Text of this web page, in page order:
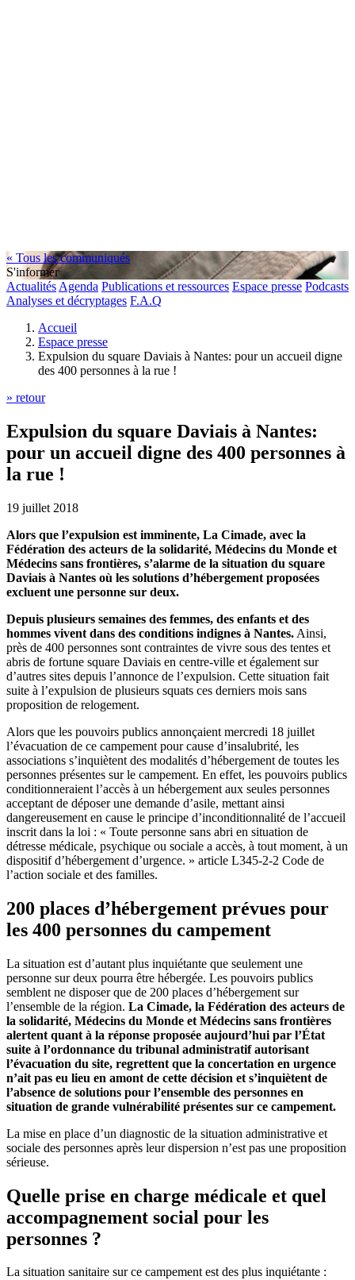
« Tous les communiqués
S'informer
Actualités Agenda Publications et ressources Espace presse Podcasts
Analyses et décryptages F.A.Q
Accueil
Espace presse
Expulsion du square Daviais à Nantes: pour un accueil digne
des 400 personnes à la rue !
» retour
Expulsion du square Daviais à Nantes:
pour un accueil digne des 400 personnes à
la rue !
19 juillet 2018
Alors que l’expulsion est imminente, La Cimade, avec la
Fédération des acteurs de la solidarité, Médecins du Monde et
Médecins sans frontières, s’alarme de la situation du square
Daviais à Nantes où les solutions d’hébergement proposées
excluent une personne sur deux.
Depuis plusieurs semaines des femmes, des enfants et des
hommes vivent dans des conditions indignes à Nantes. Ainsi,
près de 400 personnes sont contraintes de vivre sous des tentes et
abris de fortune square Daviais en centre-ville et également sur
d’autres sites depuis l’annonce de l’expulsion. Cette situation fait
suite à l’expulsion de plusieurs squats ces derniers mois sans
proposition de relogement.
Alors que les pouvoirs publics annonçaient mercredi 18 juillet
l’évacuation de ce campement pour cause d’insalubrité, les
associations s’inquiètent des modalités d’hébergement de toutes les
personnes présentes sur le campement. En effet, les pouvoirs publics
conditionneraient l’accès à un hébergement aux seules personnes
acceptant de déposer une demande d’asile, mettant ainsi
dangereusement en cause le principe d’inconditionnalité de l’accueil
inscrit dans la loi : « Toute personne sans abri en situation de
détresse médicale, psychique ou sociale a accès, à tout moment, à un
dispositif d’hébergement d’urgence. » article L345-2-2 Code de
l’action sociale et des familles.
200 places d’hébergement prévues pour
les 400 personnes du campement
La situation est d’autant plus inquiétante que seulement une
personne sur deux pourra être hébergée. Les pouvoirs publics
semblent ne disposer que de 200 places d’hébergement sur
l’ensemble de la région. La Cimade, la Fédération des acteurs de
la solidarité, Médecins du Monde et Médecins sans frontières
alertent quant à la réponse proposée aujourd’hui par l’État
suite à l’ordonnance du tribunal administratif autorisant
l’évacuation du site, regrettent que la concertation en urgence
n’ait pas eu lieu en amont de cette décision et s’inquiètent de
l’absence de solutions pour l’ensemble des personnes en
situation de grande vulnérabilité présentes sur ce campement.
La mise en place d’un diagnostic de la situation administrative et
sociale des personnes après leur dispersion n’est pas une proposition
sérieuse.
Quelle prise en charge médicale et quel
accompagnement social pour les
personnes ?
La situation sanitaire sur ce campement est des plus inquiétante :